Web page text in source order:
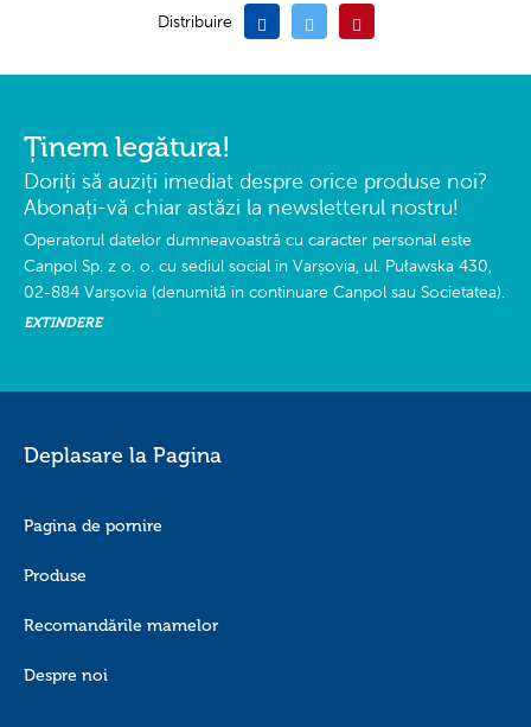
Distribuire
Ținem legătura!
Doriți să auziți imediat despre orice produse noi?
Abonați-vă chiar astăzi la newsletterul nostru!
Operatorul datelor dumneavoastră cu caracter personal este
Canpol Sp. z o. o. cu sediul social în Varșovia, ul. Puławska 430,
02-884 Varșovia (denumită în continuare Canpol sau Societatea).
EXTINDERE
Deplasare la Pagina
Pagina de pornire
Produse
Recomandările mamelor
Despre noi